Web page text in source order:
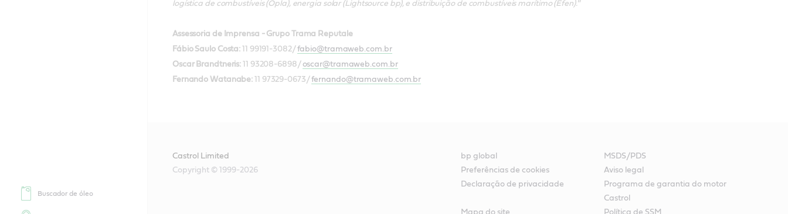
Buscador de óleo
logística de combustíveis (Opla), energia solar (Lightsource bp), e distribuição de combustíveis marítimo (Efen).”
Assessoria de Imprensa - Grupo Trama Reputale
Fábio Saulo Costa: 11 99191-3082/ fabio@tramaweb.com.br
Oscar Brandtneris: 11 93208-6898/ oscar@tramaweb.com.br
Fernando Watanabe: 11 97329-0673/ fernando@tramaweb.com.br
Castrol Limited
Copyright © 1999-2026
bp global
MSDS/PDS
Preferências de cookies
Aviso legal
Declaração de privacidade
Programa de garantia do motor
Castrol